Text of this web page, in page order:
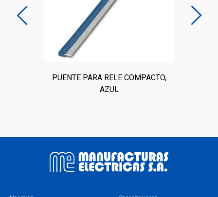
PUENTE PARA RELE COMPACTO,
AZUL